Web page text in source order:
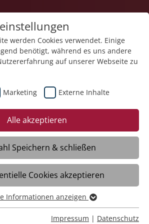
mit Show-
im Haus der
Pirmin
– Im Haus der Pflege St.
Liebenau in
Ende Mai das diesjährige
Von 14 bis 18
werden Cookies verwendet. Einige
benötigt, während es uns andere
auf unserer Webseite zu
Marketing Externe Inhalte
Alle akzeptieren
Speichern & schließen
Cookies akzeptieren
werden für grundlegende Funktionen
Informationen anzeigen
Impressum | Datenschutz